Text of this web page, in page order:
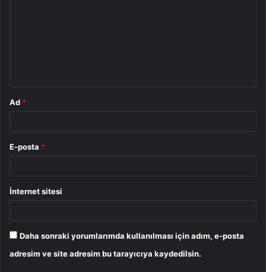
Ad *
E-posta *
İnternet sitesi
Daha sonraki yorumlarımda kullanılması için adım, e-posta
adresim ve site adresim bu tarayıcıya kaydedilsin.